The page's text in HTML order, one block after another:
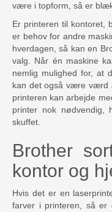
være i topform, så er
Er printeren til kontoret,
er behov for andre
hverdagen, så kan en
valg. Når én maskine
nemlig mulighed for, at
kan det også være værd
printeren kan arbejde
printer nok
skuffet.
Brother
kontor og
Hvis det er en
farver i printeren, så er